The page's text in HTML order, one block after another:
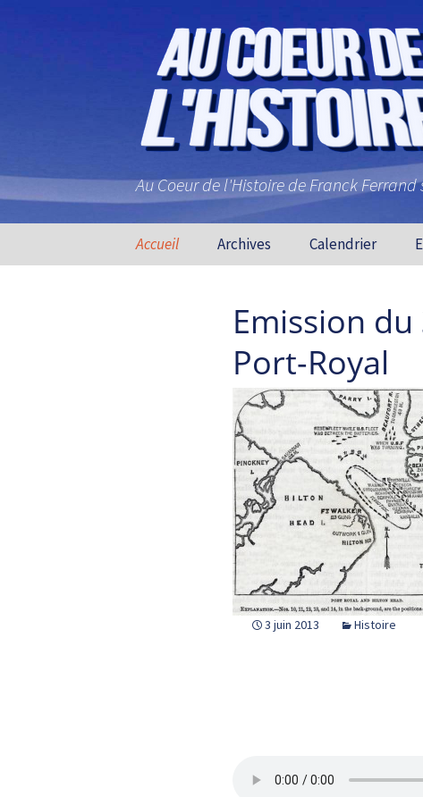
Au Coeur de l'Histoire de Franck Ferrand
Aller au contenu principal
Accueil Archives Calendrier
Emission
Port-Royal
3 juin 2013 Histoire